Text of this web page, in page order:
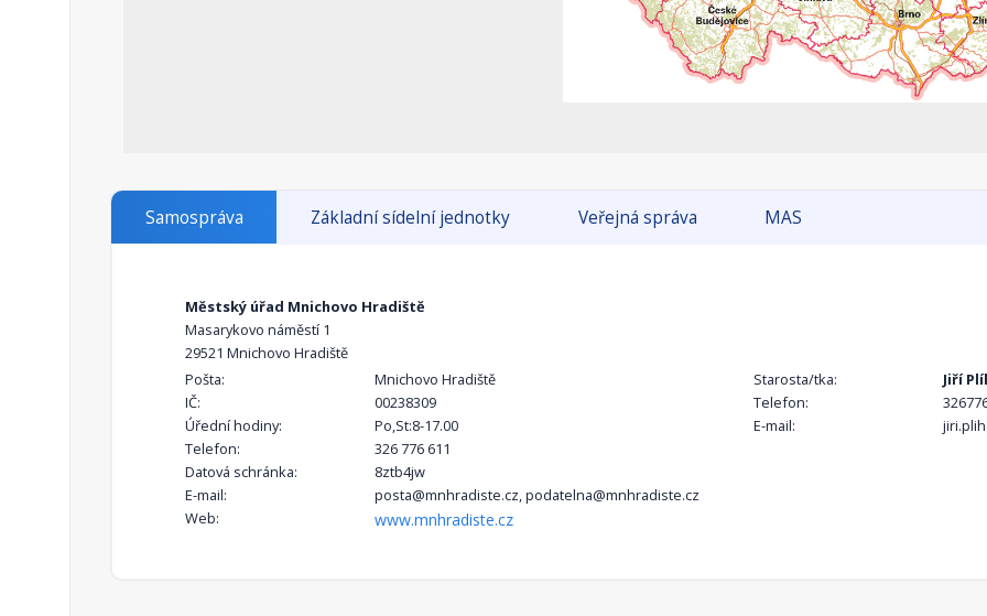
Samospráva Základní sídelní jednotky Veřejná správa MAS
Městský úřad Mnichovo Hradiště
Masarykovo náměstí 1
29521 Mnichovo Hradiště
Pošta:
Mnichovo Hradiště
IČ:
00238309
Úřední hodiny:
Po,St:8-17.00
Telefon:
326 776 611
Datová schránka:
8ztb4jw
E-mail:
posta@mnhradiste.cz, podatelna@mnhradiste.cz
Web:
www.mnhradiste.cz
Starosta/tka:
Jiří
Telefon:
E-mail: